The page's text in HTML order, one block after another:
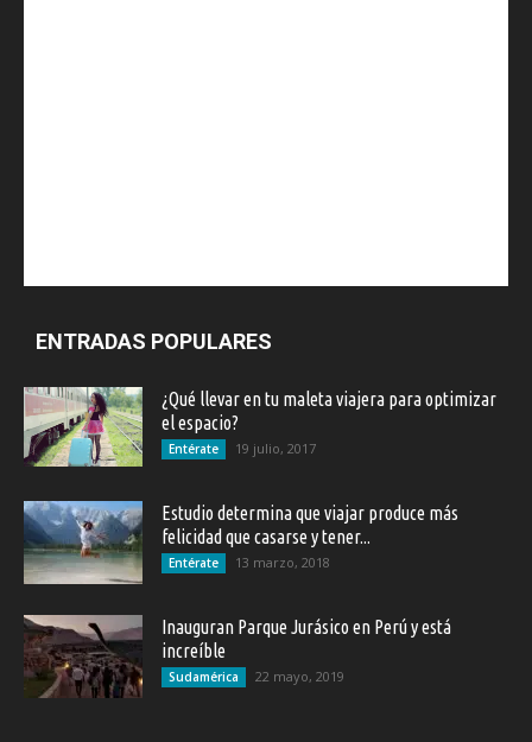
ENTRADAS POPULARES
¿Qué llevar en tu maleta viajera para optimizar
el espacio?
Entérate 19 julio, 2017
Estudio determina que viajar produce más
felicidad que casarse y tener...
Entérate 13 marzo, 2018
Inauguran Parque Jurásico en Perú y está
increíble
Sudamérica 22 mayo, 2019